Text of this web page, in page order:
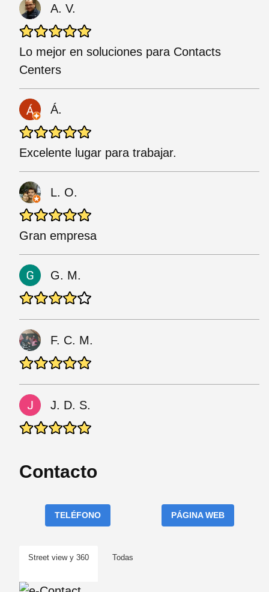
A. V.
Lo mejor en soluciones para Contacts
Centers
Á.
Excelente lugar para trabajar.
L. O.
Gran empresa
G. M.
F. C. M.
J. D. S.
Contacto
TELÉFONO PÁGINA WEB
Street view y 360 Todas